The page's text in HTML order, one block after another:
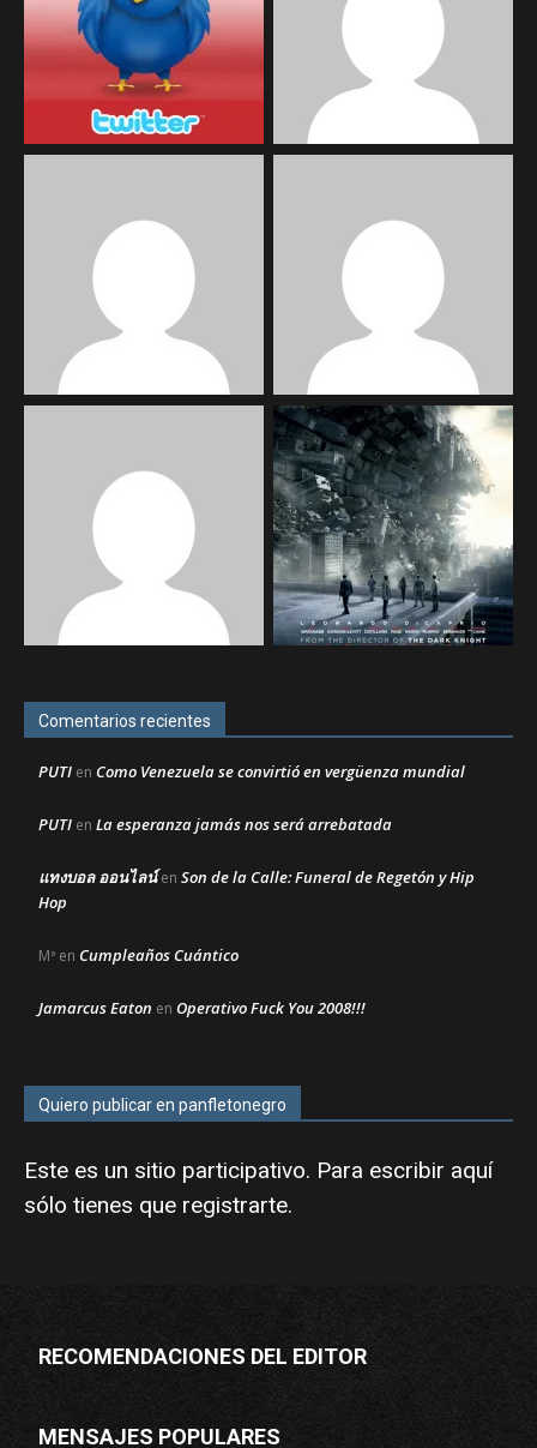
Comentarios recientes
PUTI en Como Venezuela se convirtió en vergüenza mundial
PUTI en La esperanza jamás nos será arrebatada
แทงบอล ออนไลน์en Son de la Calle: Funeral de Regetón y Hip
Hop
Mª en Cumpleaños Cuántico
Jamarcus Eaton en Operativo Fuck You 2008!!!
Quiero publicar en panfletonegro
Este es un sitio participativo. Para escribir aquí
sólo tienes que registrarte.
RECOMENDACIONES DEL EDITOR
MENSAJES POPULARES